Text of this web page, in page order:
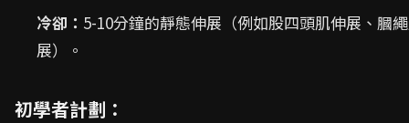
冷卻： 5-10分鐘的靜態伸展（例如股四頭肌伸展、膕
展）。
初學者計劃：